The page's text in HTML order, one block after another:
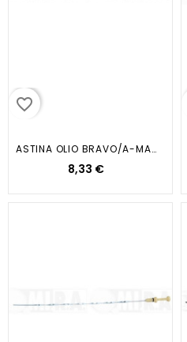
favorite_border
ASTINA OLIO BRAVO/A-MAREA-BRAVA...
8,33 €